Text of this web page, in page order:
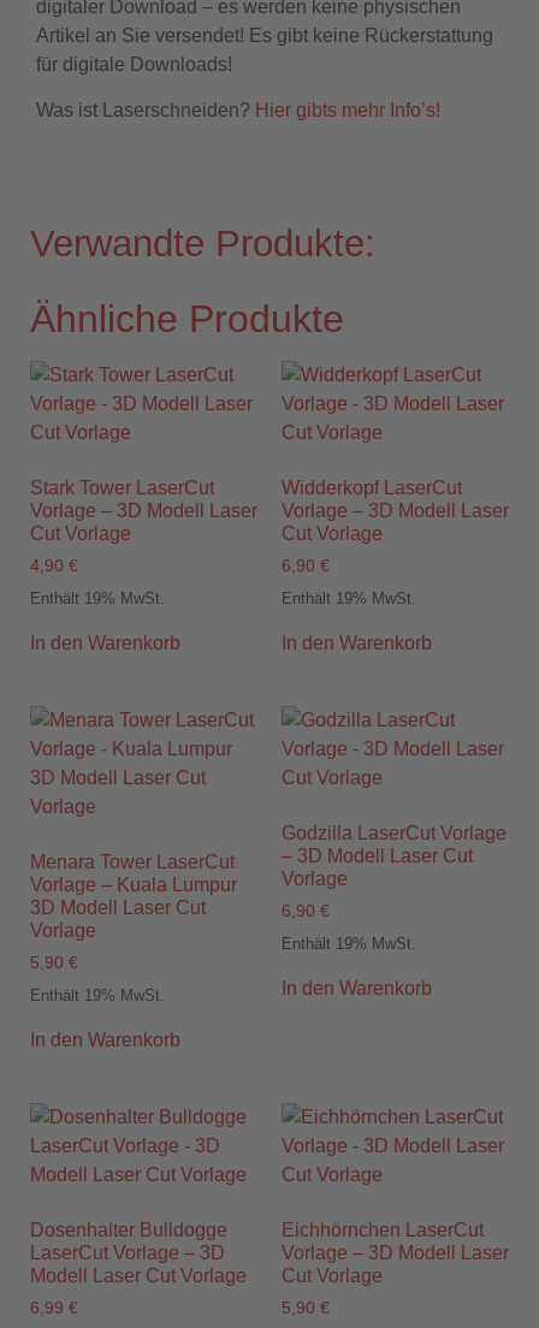
digitaler Download – es werden keine physischen
Artikel an Sie versendet! Es gibt keine Rückerstattung
für digitale Downloads!
Was ist Laserschneiden? Hier gibts mehr Info’s!
Verwandte Produkte:
Ähnliche Produkte
Stark Tower LaserCut
Vorlage – 3D Modell Laser
Cut Vorlage
4,90 €
Enthält 19% MwSt.
In den Warenkorb
Widderkopf LaserCut
Vorlage – 3D Modell Laser
Cut Vorlage
6,90 €
Enthält 19% MwSt.
In den Warenkorb
Menara Tower LaserCut
Vorlage – Kuala Lumpur
3D Modell Laser Cut
Vorlage
5,90 €
Enthält 19% MwSt.
In den Warenkorb
Godzilla LaserCut Vorlage
– 3D Modell Laser Cut
Vorlage
6,90 €
Enthält 19% MwSt.
In den Warenkorb
Dosenhalter Bulldogge
LaserCut Vorlage – 3D
Modell Laser Cut Vorlage
6,99 €
Eichhörnchen LaserCut
Vorlage – 3D Modell Laser
Cut Vorlage
5,90 €